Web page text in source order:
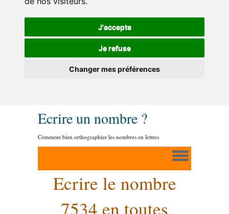
J'accepte
Je refuse
Changer mes préférences
Ecrire un nombre ?
Comment bien orthographier les nombres en lettres
Ecrire le nombre
7534 en toutes